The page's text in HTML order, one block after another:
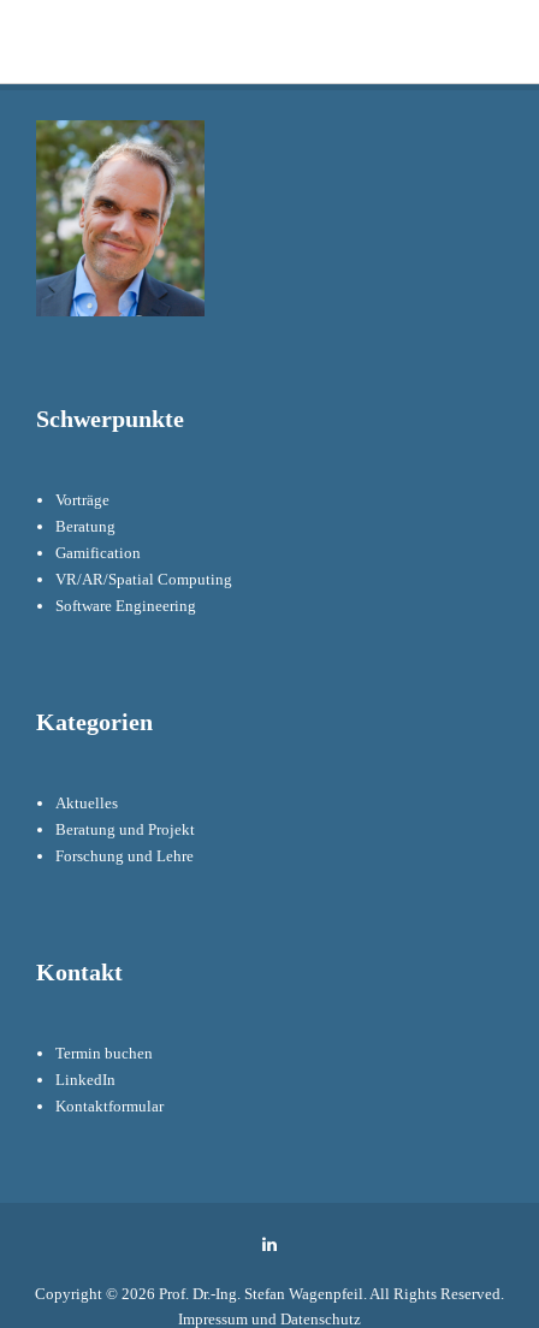
Schwerpunkte
Vorträge
Beratung
Gamification
VR/AR/Spatial Computing
Software Engineering
Kategorien
Aktuelles
Beratung und Projekt
Forschung und Lehre
Kontakt
Termin buchen
LinkedIn
Kontaktformular
Copyright © 2026 Prof. Dr.-Ing. Stefan Wagenpfeil. All Rights Reserved.
Impressum und Datenschutz